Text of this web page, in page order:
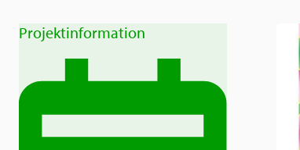
Projektinformation